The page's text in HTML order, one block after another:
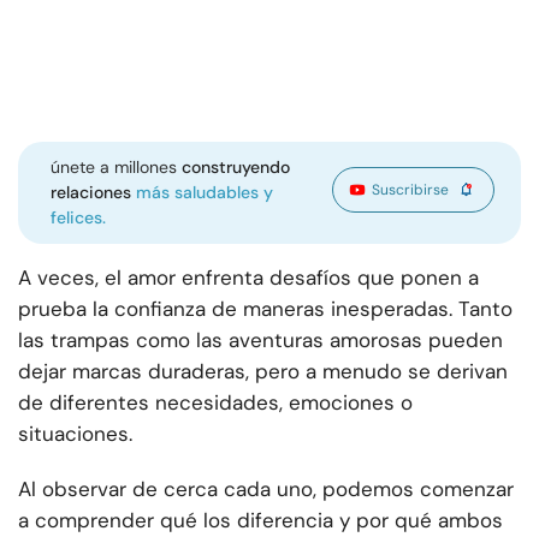
únete a millonesconstruyendo
relaciones más saludables y
felices.
Suscribirse
A veces, el amor enfrenta desafíos que ponen a
prueba la confianza de maneras inesperadas. Tanto
las trampas como las aventuras amorosas pueden
dejar marcas duraderas, pero a menudo se derivan
de diferentes necesidades, emociones o
situaciones.
Al observar de cerca cada uno, podemos comenzar
a comprender qué los diferencia y por qué ambos